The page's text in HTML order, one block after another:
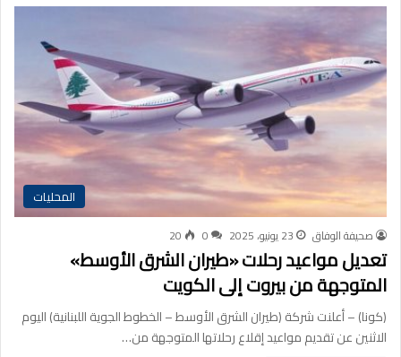
المحليات
صحيفة الوفاق 23 يونيو، 2025 0
20
تعديل مواعيد رحلات «طيران الشرق الأوسط»
المتوجهة من بيروت إلى الكويت
(كونا) – أعلنت شركة (طيران الشرق الأوسط – الخطوط الجوية اللبنانية) اليوم
الاثنين عن تقديم مواعيد إقلاع رحلاتها المتوجهة من…